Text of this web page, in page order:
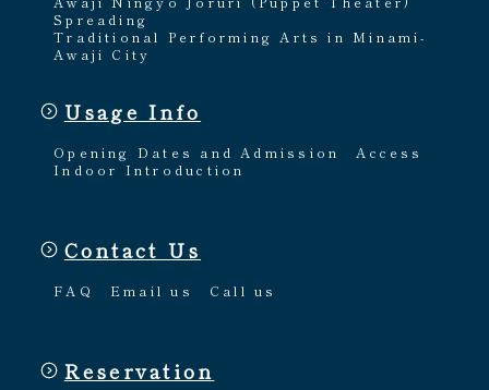
Spreading
Traditional Performing Arts in Minami-
Awaji City
Usage Info
Opening Dates and Admission
Access
Indoor Introduction
Contact Us
FAQ Email us Call us
Reservation